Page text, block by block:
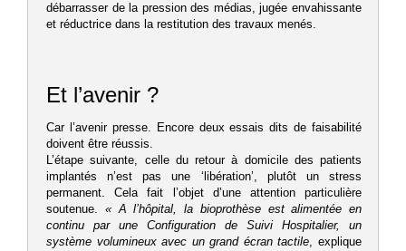
débarrasser de la pression des médias, jugée envahissante
et réductrice dans la restitution des travaux menés.
Et l’avenir ?
Car l’avenir presse. Encore deux essais dits de faisabilité
doivent être réussis.
L’étape suivante, celle du retour à domicile des patients
implantés n’est pas une ‘libération’, plutôt un stress
permanent. Cela fait l’objet d’une attention particulière
soutenue. « A l’hôpital, la bioprothèse est alimentée en
continu par une Configuration de Suivi Hospitalier, un
système volumineux avec un grand écran tactile, explique